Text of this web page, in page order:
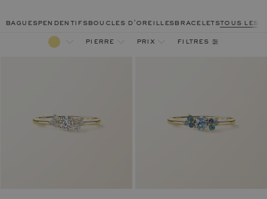
baguespendentifsboucles d'oreillesbraceletstous les
pierre prix filtres